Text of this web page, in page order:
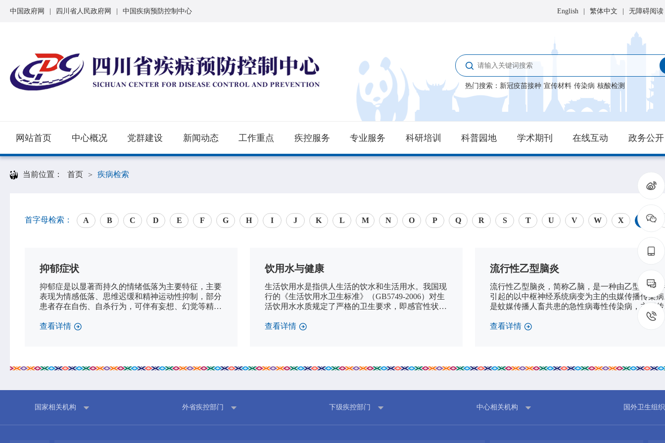
网站首页
中心简介
领导信息
党群建设
党建工作
理论学习
共青团活动
中心动态
市州动态
工作重点
热点关注
预警信息
门诊服
检验服
免疫接
中国政府网 | 四川省人民政府网 | 中国疾病预防控制中心 English | 繁体中文 | 无障碍阅读
热门搜索 ： 新冠疫苗接种 宣传材料 传染病 核酸检测
网站首页 中心概况 党群建设 新闻动态 工作重点 疾控服务 专业服务 科研培训 科普园地 学术期刊 在线互动 政务公开
当前位置： 首页 > 疾病检索
首字母检索： A B C D E F G H I J K L M N O P Q R S T U V W X Y
抑郁症状
抑郁症是以显著而持久的情绪低落为主要特征，主要
表现为情感低落、思维迟缓和精神运动性抑制，部分
患者存在自伤、自杀行为，可伴有妄想、幻觉等精神
女性患病率高于男性。
查看详情
饮用水与健康
生活饮用水是指供人生活的饮水和生活用水。我国现
行的《生活饮用水卫生标准》（GB5749-2006）对生
活饮用水水质规定了严格的卫生要求，即感官性状良
含有病原微生物，水中所含的化学物质对人体不造成
查看详情
流行性乙型脑炎
流行性乙型脑炎，简称乙脑，是一种由乙型脑炎
引起的以中枢神经系统病变为主的虫媒传播传染
是蚊媒传播人畜共患的急性病毒性传染病，主要
媒介为三带喙库蚊，猪是乙脑病毒的主要动物宿
查看详情
国家相关机构 外省疾控部门 下级疾控部门 中心相关机构 国外卫生组织